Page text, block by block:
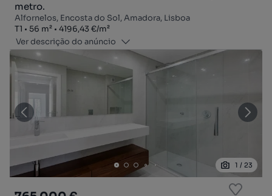
metro.
Alfornelos, Encosta do Sol, Amadora, Lisboa
Tipologia
T1
Zona56 m²
Preço por metro quadrado
4196,43 €/m²
Ver descrição do anúncio
1 / 23